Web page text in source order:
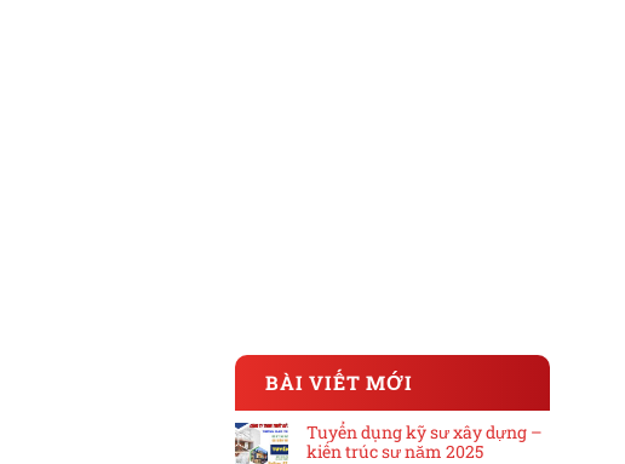
BÀI VIẾT MỚI
Tuyển dụng kỹ sư xây dựng –
kiến trúc sư năm 2025